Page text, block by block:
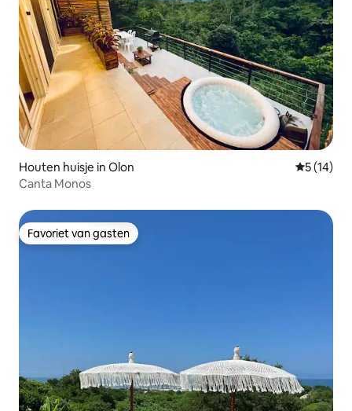
Houten huisje in Olon
5 (14)
Canta Monos
Favoriet van gasten
Favoriet van gasten